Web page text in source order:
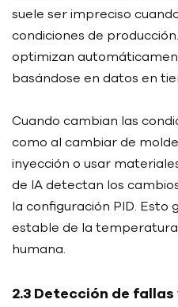
suele ser impreciso
condiciones de
optimizan
basándose en datos en
Cuando cambian las
como al cambiar de
inyección o usar
de IA detectan los
la configuración PID. Esto
estable de la
humana.
2.3 Detección de